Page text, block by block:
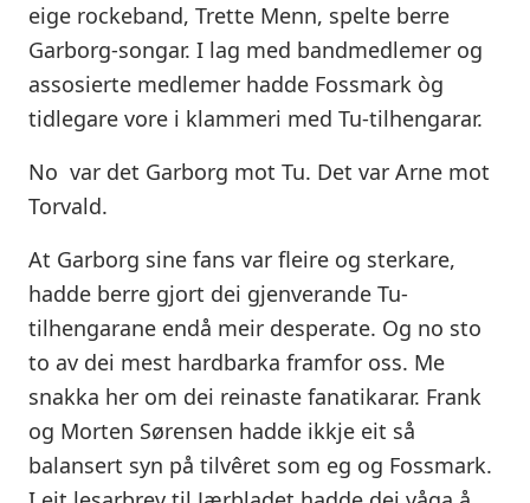
eige rockeband, Trette Menn, spelte berre
Garborg-songar. I lag med bandmedlemer og
assosierte medlemer hadde Fossmark òg
tidlegare vore i klammeri med Tu-tilhengarar.
No var det Garborg mot Tu. Det var Arne mot
Torvald.
At Garborg sine fans var fleire og sterkare,
hadde berre gjort dei gjenverande Tu-
tilhengarane endå meir desperate. Og no sto
to av dei mest hardbarka framfor oss. Me
snakka her om dei reinaste fanatikarar. Frank
og Morten Sørensen hadde ikkje eit så
balansert syn på tilvêret som eg og Fossmark.